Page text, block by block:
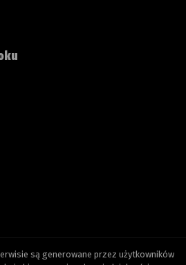
są generowane przez użytkowników